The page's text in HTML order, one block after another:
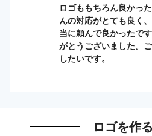
ロゴももちろん良かっ
んの対応がとても良く
当に頼んで良かったで
がとうございました。
したいです。
ロゴを作